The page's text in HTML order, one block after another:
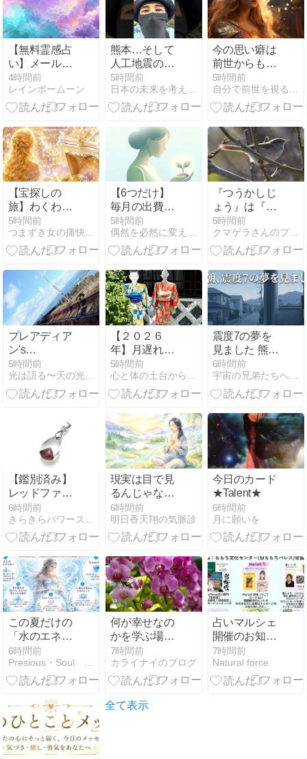
【無料霊感占
い】メール鑑
定のご案内
4時間前
レインボームーン
熊本…そして
人工地震のア
レコレと誤情
報について考
える
5時間前
日本の未来を考えている主婦 ときえ
今の思い癖は
前世からも引
きずっていた
と気付いたら
5時間前
自分で前世を視る講座☆海月彩音（みづきあやね）
【宝探しの
旅】わくわく
探し〜
5時間前
つまずき女の痛快！逆転ホームラン劇！宇咲愛アシュタール
【6つだけ】
毎月の出費が
減るシンプル
な生活習慣
5時間前
偶然を必然に変えるアルゴリズム
『つうかしじ
ょう』は『通
貨市場』つま
り「外国為替
市場」 のこと
事を書きます
5時間前
クマゲラさんのブログ
プレアディア
ン's
suggestion
89〜身体ごと
シフトする心
5時間前
光は語る〜天の光・地の光〜
【２０２６
年】月遅れの
七夕｜願いを
見つめ直し、
新しい未来へ
5時間前
心と体の土台から整え、本来の自分に還る暮らし
震度7の夢を
見ました 熊本
と関東の方へ
6時間前
宇宙の兄弟たちへ＠スピリチュアルブログ
【鑑別済み】
レッドファン
トムのペンダ
ント
6時間前
現実は目で見
るんじゃなく
て胸のあたり
で感じなけれ
ばならない
6時間前
明日香天翔の気脈診
今日のカード
★Talent★
6時間前
月に願いを
この夏だけの
「水のエネル
ギーが映し出
す、あなたへ
のメッセー
6時間前
何が幸せなの
かを学ぶ場所
（地獄）
7時間前
カライナイのブログ
占いマルシェ
開催のお知ら
せ
7時間前
Natural force
全て表示